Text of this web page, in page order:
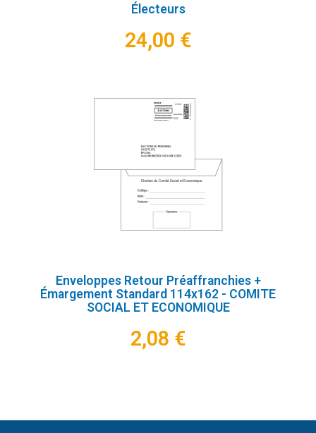
Électeurs
24,00 €
Enveloppes Retour Préaffranchies +
Émargement Standard 114x162 - COMITE
SOCIAL ET ECONOMIQUE
2,08 €